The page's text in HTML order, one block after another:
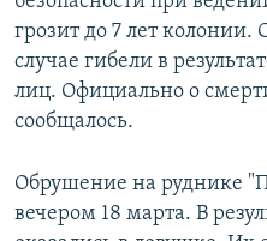
грозит до 7 лет колонии.
случае гибели в
лиц. Официально о
сообщалось.
Обрушение на руднике
вечером 18 марта. В